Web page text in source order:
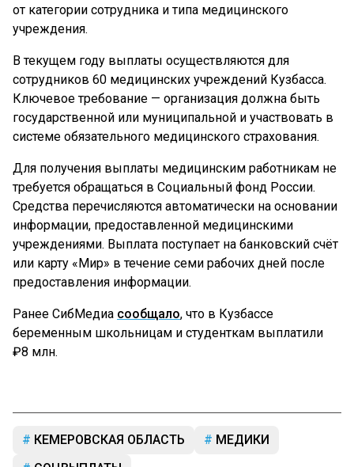
от категории сотрудника и типа медицинского
учреждения.
В текущем году выплаты осуществляются для
сотрудников 60 медицинских учреждений Кузбасса.
Ключевое требование — организация должна быть
государственной или муниципальной и участвовать в
системе обязательного медицинского страхования.
Для получения выплаты медицинским работникам не
требуется обращаться в Социальный фонд России.
Средства перечисляются автоматически на основании
информации, предоставленной медицинскими
учреждениями. Выплата поступает на банковский счёт
или карту «Мир» в течение семи рабочих дней после
предоставления информации.
Ранее СибМедиа сообщало, что в Кузбассе
беременным школьницам и студенткам выплатили
₽8 млн.
КЕМЕРОВСКАЯ ОБЛАСТЬ
МЕДИКИ